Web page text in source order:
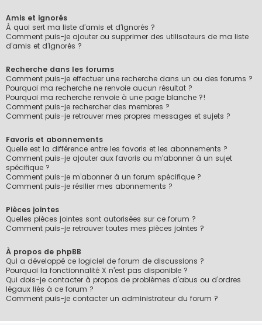
Amis et ignorés
À quoi sert ma liste d’amis et d’ignorés ?
Comment puis-je ajouter ou supprimer des utilisateurs de ma liste
d’amis et d’ignorés ?
Recherche dans les forums
Comment puis-je effectuer une recherche dans un ou des forums ?
Pourquoi ma recherche ne renvoie aucun résultat ?
Pourquoi ma recherche renvoie à une page blanche ?!
Comment puis-je rechercher des membres ?
Comment puis-je retrouver mes propres messages et sujets ?
Favoris et abonnements
Quelle est la différence entre les favoris et les abonnements ?
Comment puis-je ajouter aux favoris ou m’abonner à un sujet
spécifique ?
Comment puis-je m’abonner à un forum spécifique ?
Comment puis-je résilier mes abonnements ?
Pièces jointes
Quelles pièces jointes sont autorisées sur ce forum ?
Comment puis-je retrouver toutes mes pièces jointes ?
À propos de phpBB
Qui a développé ce logiciel de forum de discussions ?
Pourquoi la fonctionnalité X n’est pas disponible ?
Qui dois-je contacter à propos de problèmes d’abus ou d’ordres
légaux liés à ce forum ?
Comment puis-je contacter un administrateur du forum ?